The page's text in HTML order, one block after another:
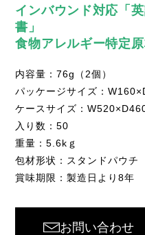
インバウンド対応「
書」
食物アレルギー特定
内容量：76g（2個）
パッケージサイズ：
ケースサイズ：
入り数：50
重量：5.6kｇ
包材形状：スタンドパウチ
賞味期限：製造日より8年
お問い合わせ